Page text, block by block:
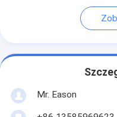
Mr. Eason